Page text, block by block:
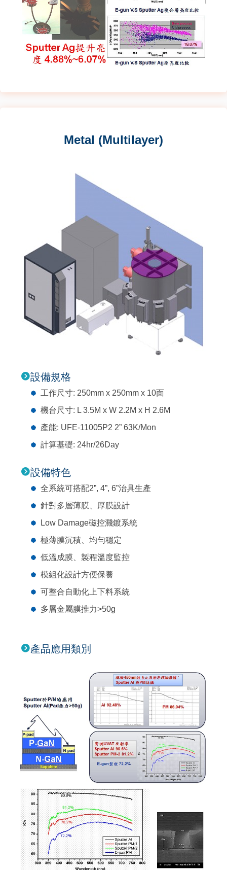
Metal (Multilayer)
設備規格
工作尺寸: 250mm x 250mm x 10面
機台尺寸: L 3.5M x W 2.2M x H 2.6M
產能: UFE-11005P2 2” 63K/Mon
計算基礎: 24hr/26Day
設備特色
全系統可搭配2”, 4”, 6”治具生產
針對多層薄膜、厚膜設計
Low Damage磁控濺鍍系統
極薄膜沉積、均勻穩定
低溫成膜、製程溫度監控
模組化設計方便保養
可整合自動化上下料系統
多層金屬膜推力>50g
產品應用類別